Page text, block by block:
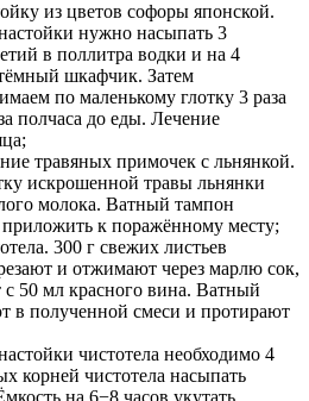
из цветов софоры японской.
нужно насыпать 3
в поллитра водки и на 4
шкафчик. Затем
по маленькому глотку 3 раза
полчаса до еды. Лечение
травяных примочек с льнянкой.
искрошенной травы льнянки
молока. Ватный тампон
к поражённому месту;
300 г свежих листьев
и отжимают через марлю сок,
50 мл красного вина. Ватный
в полученной смеси и протирают
чистотела необходимо 4
корней чистотела насыпать